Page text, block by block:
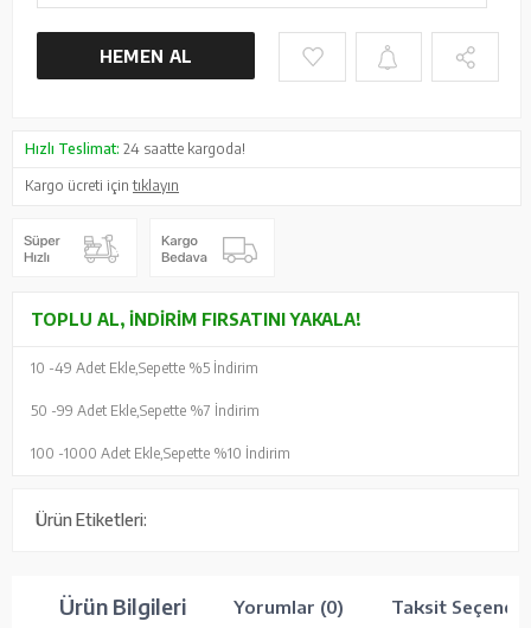
HEMEN AL
Hızlı Teslimat: 24 saatte kargoda!
Kargo ücreti içintıklayın
TOPLU AL, İNDIRIM FIRSATINI YAKALA!
10 -49 Adet Ekle, Sepette %5 İndirim
50 -99 Adet Ekle, Sepette %7 İndirim
100 -1000 Adet Ekle, Sepette %10 İndirim
Ürün Etiketleri:
Ürün Bilgileri Yorumlar (0) Taksit